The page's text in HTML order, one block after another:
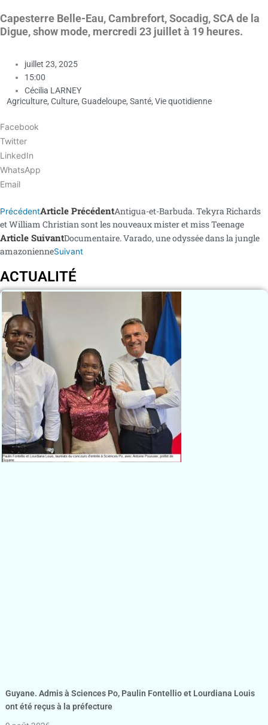
Capesterre Belle-Eau, Cambrefort, Socadig, SCA de la
Digue, show mode, mercredi 23 juillet à 19 heures.
juillet 23, 2025
15:00
Cécilia LARNEY
Agriculture, Culture, Guadeloupe, Santé, Vie quotidienne
Facebook
Twitter
LinkedIn
WhatsApp
Email
PrécédentArticle PrécédentAntigua-et-Barbuda. Tekyra Richards
et William Christian sont les nouveaux mister et miss Teenage
Article SuivantDocumentaire. Varado, une odyssée dans la jungle
amazonienneSuivant
ACTUALITÉ
Guyane. Admis à Sciences Po, Paulin Fontellio et Lourdiana Louis
ont été reçus à la préfecture